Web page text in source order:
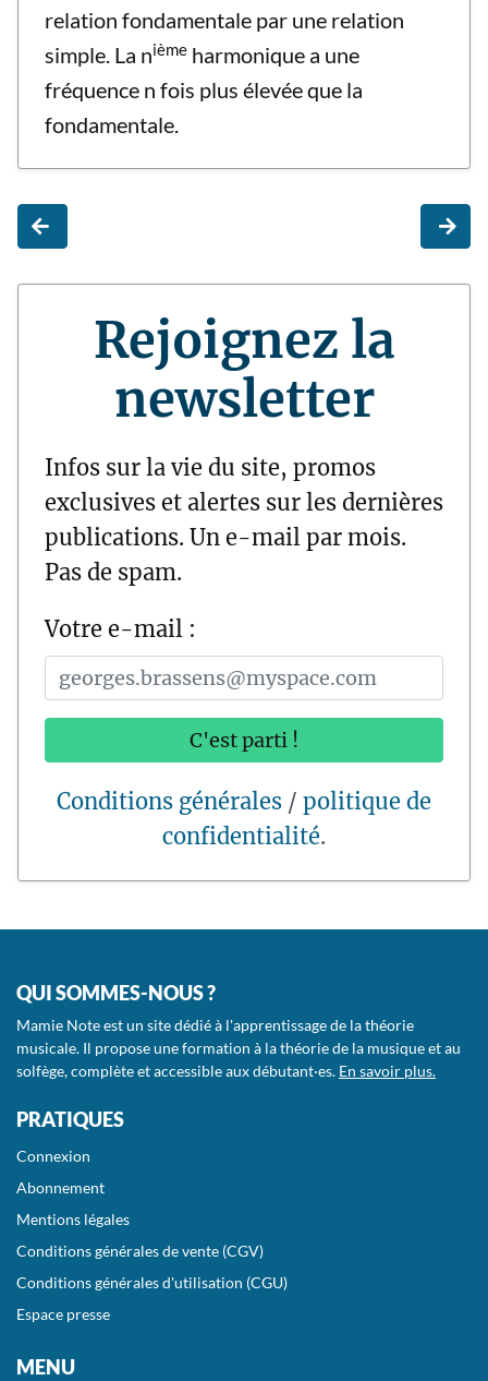
relation fondamentale par une relation
simple. La nième harmonique a une
fréquence n fois plus élevée que la
fondamentale.
Rejoignez la
newsletter
Infos sur la vie du site, promos
exclusives et alertes sur les dernières
publications. Un e-mail par mois.
Pas de spam.
Votre e-mail :
C'est parti !
Conditions générales / politique de
confidentialité.
QUI SOMMES-NOUS ?
Mamie Note est un site dédié à l'apprentissage de la théorie
musicale. Il propose une formation à la théorie de la musique et au
solfège, complète et accessible aux débutant·es. En savoir plus.
PRATIQUES
Connexion
Abonnement
Mentions légales
Conditions générales de vente (CGV)
Conditions générales d'utilisation (CGU)
Espace presse
MENU